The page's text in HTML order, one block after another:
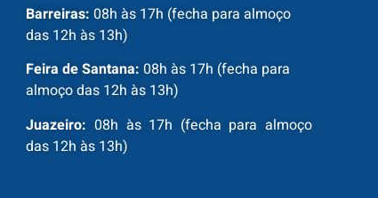
Barreiras: 08h às 17h (fecha para almoço
das 12h às 13h)
Feira de Santana: 08h às 17h (fecha para
almoço das 12h às 13h)
Juazeiro: 08h às 17h (fecha para almoço
das 12h às 13h)